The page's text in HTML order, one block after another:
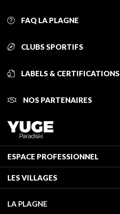
FAQ LA PLAGNE
CLUBS SPORTIFS
LABELS & CERTIFICATIONS
NOS PARTENAIRES
ESPACE PROFESSIONNEL
Classement des meublés
Taxe de séjour
LES VILLAGES
Montchavin - Les Coches
LA PLAGNE